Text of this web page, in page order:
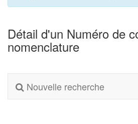
Détail d'un Numéro de
nomenclature
Nouvelle recherche